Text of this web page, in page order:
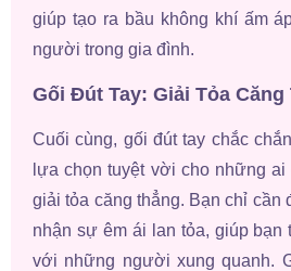
giúp tạo ra bầu không khí ấm
người trong gia đình.
Gối Đút Tay: Giải Tỏa Căng
Cuối cùng, gối đút tay chắc
lựa chọn tuyệt vời cho những
giải tỏa căng thẳng. Bạn chỉ cần
nhận sự êm ái lan tỏa, giúp
với những người xung quanh.